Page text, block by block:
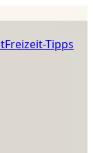
Freizeit-Tipps